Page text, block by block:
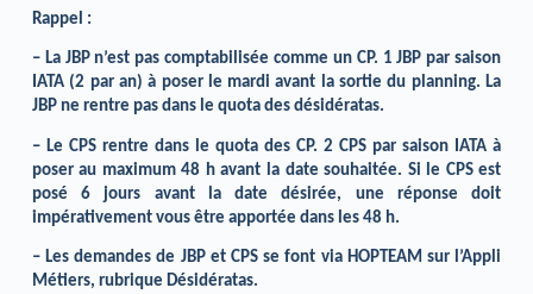
Rappel :
– La JBP n’est pas comptabilisée comme un CP. 1 JBP par saison
IATA (2 par an) à poser le mardi avant la sortie du planning. La
JBP ne rentre pas dans le quota des désidératas.
– Le CPS rentre dans le quota des CP. 2 CPS par saison IATA à
poser au maximum 48 h avant la date souhaitée. Si le CPS est
posé 6 jours avant la date désirée, une réponse doit
impérativement vous être apportée dans les 48 h.
– Les demandes de JBP et CPS se font via HOPTEAM sur l’Appli
Métiers, rubrique Désidératas.